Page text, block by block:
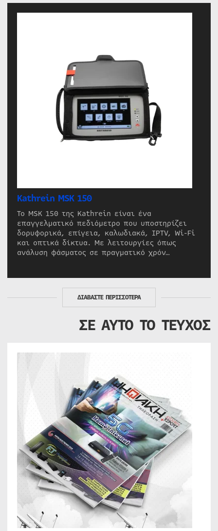
Kathrein MSK 150
Το MSK 150 της Kathrein είναι ένα
επαγγελματικό πεδιόμετρο που υποστηρίζει
δορυφορικά, επίγεια, καλωδιακά, IPTV, Wi-Fi
και οπτικά δίκτυα. Με λειτουργίες όπως
ανάλυση φάσματος σε πραγματικό χρόν…
ΔΙΑΒΑΣΤΕ ΠΕΡΙΣΣΟΤΕΡΑ
ΣΕ ΑΥΤΟ ΤΟ ΤΕΥΧΟΣ